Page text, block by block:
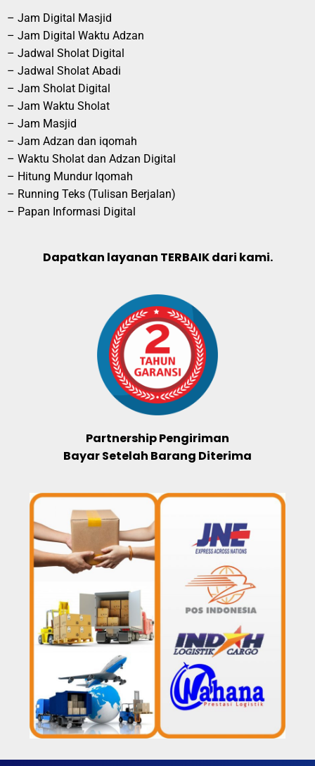
– Jam Digital Masjid
– Jam Digital Waktu Adzan
– Jadwal Sholat Digital
– Jadwal Sholat Abadi
– Jam Sholat Digital
– Jam Waktu Sholat
– Jam Masjid
– Jam Adzan dan iqomah
– Waktu Sholat dan Adzan Digital
– Hitung Mundur Iqomah
– Running Teks (Tulisan Berjalan)
– Papan Informasi Digital
Dapatkan layanan TERBAIK dari kami.
Partnership Pengiriman
Bayar Setelah Barang Diterima